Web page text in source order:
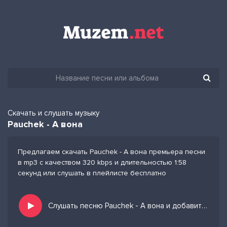
Скачать и слушать музыку
Pauchek - А вона
Предлагаем скачать Pauchek - А вона премьера песни
в mp3 с качеством 320 kbps и длительностью 1:58
секунд или слушать в плейлисте бесплатно
Слушать песню Pauchek - А вона и добавить в избранных